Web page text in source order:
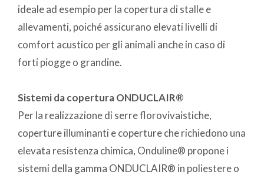
ideale ad esempio per la copertura di stalle e
allevamenti, poiché assicurano elevati livelli di
comfort acustico per gli animali anche in caso di
forti piogge o grandine.
Sistemi da copertura ONDUCLAIR®
Per la realizzazione di serre florovivaistiche,
coperture illuminanti e coperture che richiedono una
elevata resistenza chimica, Onduline® propone i
sistemi della gamma ONDUCLAIR® in poliestere o